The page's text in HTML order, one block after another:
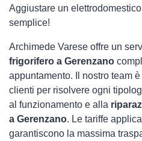
Aggiustare un
semplice!
Archimede Varese offre un
frigorifero a Gerenzano
appuntamento. Il nostro team
clienti per risolvere ogni
al funzionamento e alla
a Gerenzano. Le tariffe
garantiscono la massima